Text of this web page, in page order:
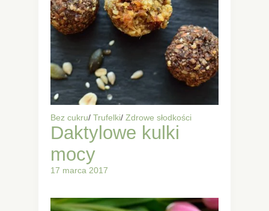
Bez cukru/ Trufelki/ Zdrowe słodkości
Daktylowe kulki
mocy
17 marca 2017